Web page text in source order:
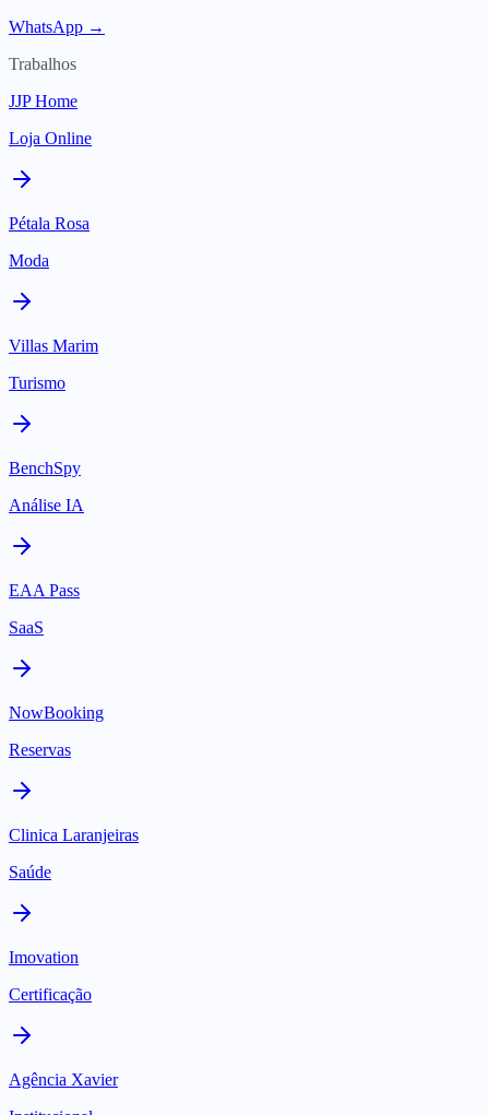
WhatsApp →
Trabalhos
JJP Home
Loja Online
Pétala Rosa
Moda
Villas Marim
Turismo
BenchSpy
Análise IA
EAA Pass
SaaS
NowBooking
Reservas
Clinica Laranjeiras
Saúde
Imovation
Certificação
Agência Xavier